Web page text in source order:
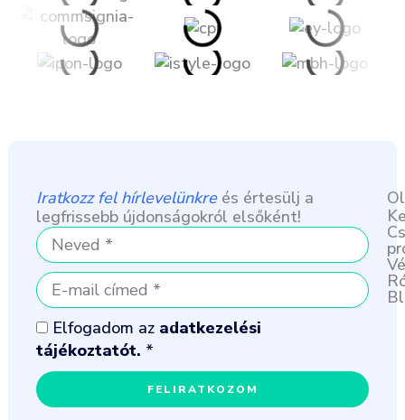
Iratkozz fel hírlevelünkreés értesülj a
legfrissebb újdonságokról elsőként!
Név
E-
mail
Adatvédelem
Elfogadom az adatkezelési
tájékoztatót. *
FELIRATKOZOM